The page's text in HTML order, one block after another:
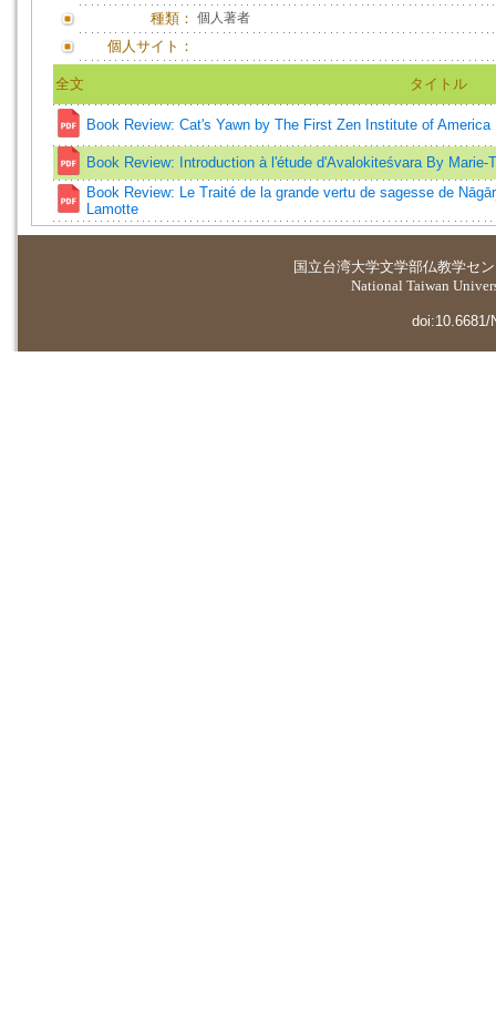
種類： 個人著者
個人サイト：
全文 タイトル
Book Review: Cat's Yawn by The First Zen Institute of America
Book Review: Introduction à l'étude d'Avalokiteśvara By Marie-
Book Review: Le Traité de la grande vertu de sagesse de
Lamotte
国立台湾大学文学部仏教学セ
National Taiwan
doi:10.6681/